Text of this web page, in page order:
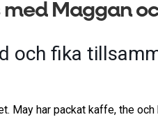
Maggan
och fika
May har packat kaffe, the